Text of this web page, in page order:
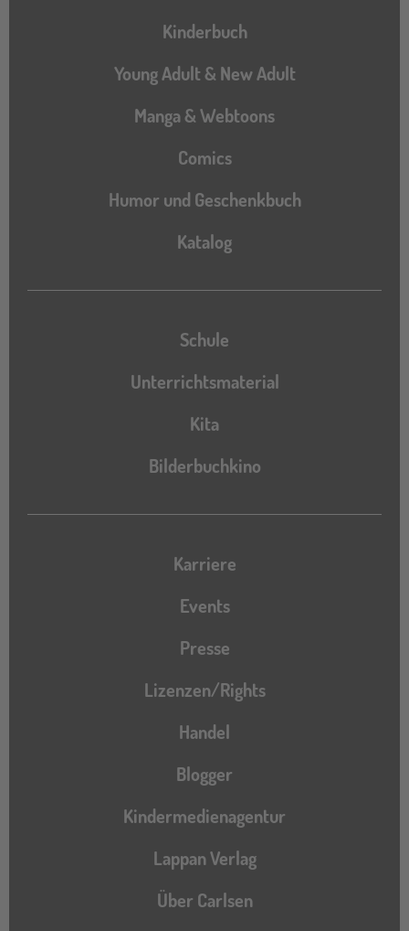
Hauptnavigation
Kinderbuch
Young Adult & New Adult
Manga & Webtoons
Comics
Humor und Geschenkbuch
Katalog
Katalog
Schule
Unterrichtsmaterial
Kita
Bilderbuchkino
Karriere
Events
Presse
Lizenzen/Rights
Handel
Blogger
Kindermedienagentur
Lappan Verlag
Über Carlsen